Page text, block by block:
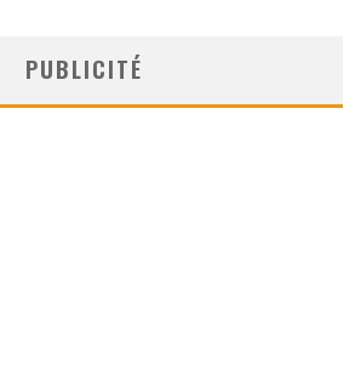
PUBLICITÉ